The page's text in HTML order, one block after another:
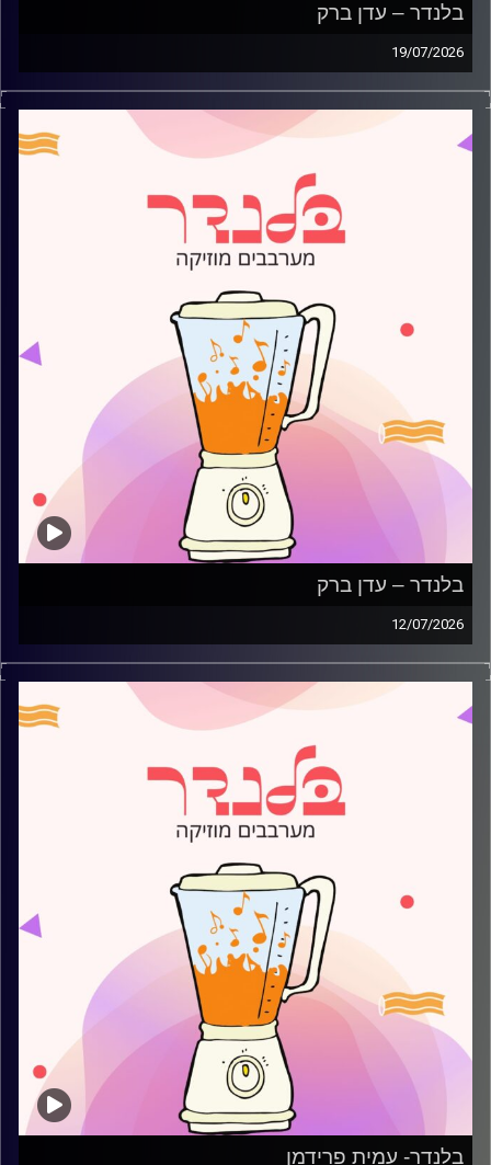
בלנדר – עדן ברק
19/07/2026
מוזיקה קצבית חדשה עם עדן ברק
קרדיט תמונות:
AudioVersity
בלנדר – עדן ברק
12/07/2026
מוזיקה קצבית חדשה עם עדן ברק
קרדיט תמונות:
AudioVersity
בלנדר- עמית פרידמן